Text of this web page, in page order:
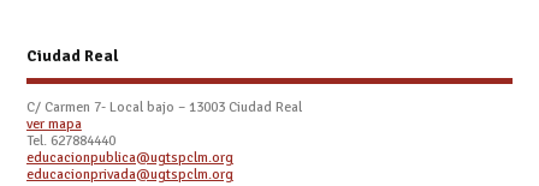
Ciudad Real
C/ Carmen 7- Local bajo – 13003 Ciudad Real
ver mapa
Tel. 627884440
educacionpublica@ugtspclm.org
educacionprivada@ugtspclm.org